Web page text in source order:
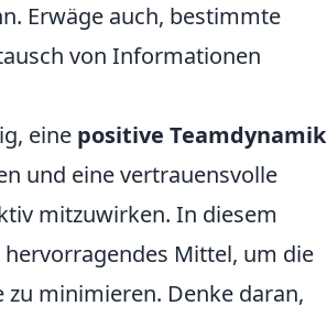
Erwäge auch, bestimmte
von Informationen
eine positive Teamdynamik
und eine vertrauensvolle
mitzuwirken. In diesem
hervorragendes Mittel, um die
minimieren. Denke daran,